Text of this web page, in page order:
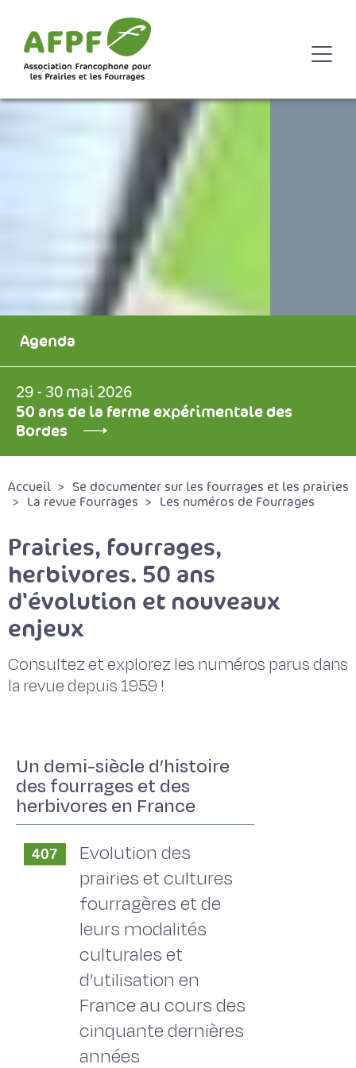
Agenda
29 - 30 mai 2026
50 ans de la ferme expérimentale des
Bordes
Accueil
Se documenter sur les fourrages et les prairies
La revue Fourrages
Les numéros de Fourrages
Prairies, fourrages,
herbivores. 50 ans
d'évolution et nouveaux
enjeux
Consultez et explorez les numéros parus dans
la revue depuis 1959 !
Un demi-siècle d’histoire
des fourrages et des
herbivores en France
407
Evolution des
prairies et cultures
fourragères et de
leurs modalités
culturales et
d’utilisation en
France au cours des
cinquante dernières
années